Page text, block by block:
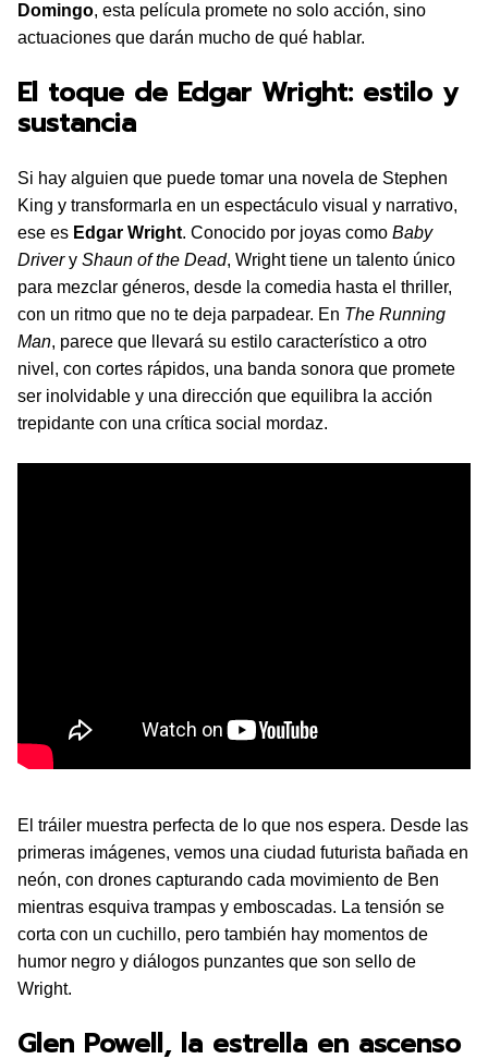
Domingo, esta película promete no solo acción, sino
actuaciones que darán mucho de qué hablar.
El toque de Edgar Wright: estilo y
sustancia
Si hay alguien que puede tomar una novela de Stephen
King y transformarla en un espectáculo visual y narrativo,
ese es Edgar Wright. Conocido por joyas como Baby
Drivery Shaun of the Dead, Wright tiene un talento único
para mezclar géneros, desde la comedia hasta el thriller,
con un ritmo que no te deja parpadear. En The Running
Man, parece que llevará su estilo característico a otro
nivel, con cortes rápidos, una banda sonora que promete
ser inolvidable y una dirección que equilibra la acción
trepidante con una crítica social mordaz.
El tráiler muestra perfecta de lo que nos espera. Desde las
primeras imágenes, vemos una ciudad futurista bañada en
neón, con drones capturando cada movimiento de Ben
mientras esquiva trampas y emboscadas. La tensión se
corta con un cuchillo, pero también hay momentos de
humor negro y diálogos punzantes que son sello de
Wright.
Glen Powell, la estrella en ascenso